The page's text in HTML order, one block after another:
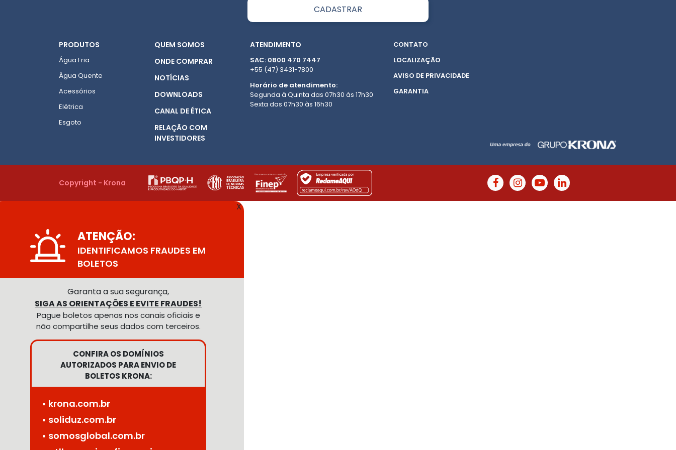
PRODUTOS
Água Fria
Água Quente
Acessórios
Elétrica
Esgoto
QUEM SOMOS
ONDE COMPRAR
NOTÍCIAS
DOWNLOADS
CANAL DE ÉTICA
RELAÇÃO COM
INVESTIDORES
ATENDIMENTO
SAC: 0800 470 7447
+55 (47) 3431-7800
Horário de atendimento:
Segunda à Quinta das 07h30 às 17h30
Sexta das 07h30 às 16h30
CONTATO
LOCALIZAÇÃO
AVISO DE PRIVACIDADE
GARANTIA
Copyright - Krona
X
ATENÇÃO:
IDENTIFICAMOS FRAUDES EM
BOLETOS
Garanta a sua segurança,
SIGA AS ORIENTAÇÕES E EVITE FRAUDES!
Pague boletos apenas nos canais oficiais e
não compartilhe seus dados com terceiros.
CONFIRA OS DOMÍNIOS
AUTORIZADOS PARA ENVIO DE
BOLETOS KRONA:
• krona.com.br
• soliduz.com.br
• somosglobal.com.br